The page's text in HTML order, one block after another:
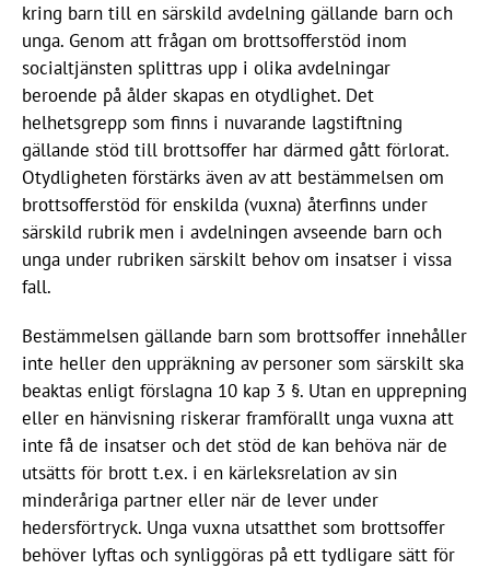
kring barn till en särskild avdelning gällande barn och
unga. Genom att frågan om brottsofferstöd inom
socialtjänsten splittras upp i olika avdelningar
beroende på ålder skapas en otydlighet. Det
helhetsgrepp som finns i nuvarande lagstiftning
gällande stöd till brottsoffer har därmed gått förlorat.
Otydligheten förstärks även av att bestämmelsen om
brottsofferstöd för enskilda (vuxna) återfinns under
särskild rubrik men i avdelningen avseende barn och
unga under rubriken särskilt behov om insatser i vissa
fall.
Bestämmelsen gällande barn som brottsoffer innehåller
inte heller den uppräkning av personer som särskilt ska
beaktas enligt förslagna 10 kap 3 §. Utan en upprepning
eller en hänvisning riskerar framförallt unga vuxna att
inte få de insatser och det stöd de kan behöva när de
utsätts för brott t.ex. i en kärleksrelation av sin
minderåriga partner eller när de lever under
hedersförtryck. Unga vuxna utsatthet som brottsoffer
behöver lyftas och synliggöras på ett tydligare sätt för